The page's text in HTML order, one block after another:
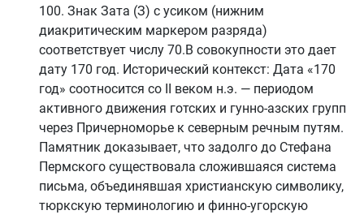
100. Знак Зата (З) с усиком (нижним
диакритическим маркером разряда)
соответствует числу 70.В совокупности это дает
дату 170 год. Исторический контекст: Дата «170
год» соотносится со II веком н.э. — периодом
активного движения готских и гунно-азских групп
через Причерноморье к северным речным путям.
Памятник доказывает, что задолго до Стефана
Пермского существовала сложившаяся система
письма, объединявшая христианскую символику,
тюркскую терминологию и финно-угорскую